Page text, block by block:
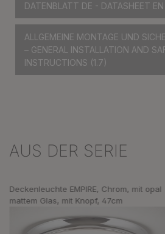
DATENBLATT DE - DATASHEET EN
ALLGEMEINE MONTAGE UND
– GENERAL INSTALLATION AND
INSTRUCTIONS (1.7)
Produktgalerie überspringen
AUS DER SERIE
Deckenleuchte EMPIRE, Chrom, mit opal
mattem Glas, mit Knopf, 47cm